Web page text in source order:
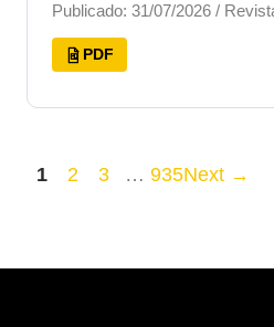
Publicado: 31/07/2026 /
PDF
1 2 3 … 935Next →